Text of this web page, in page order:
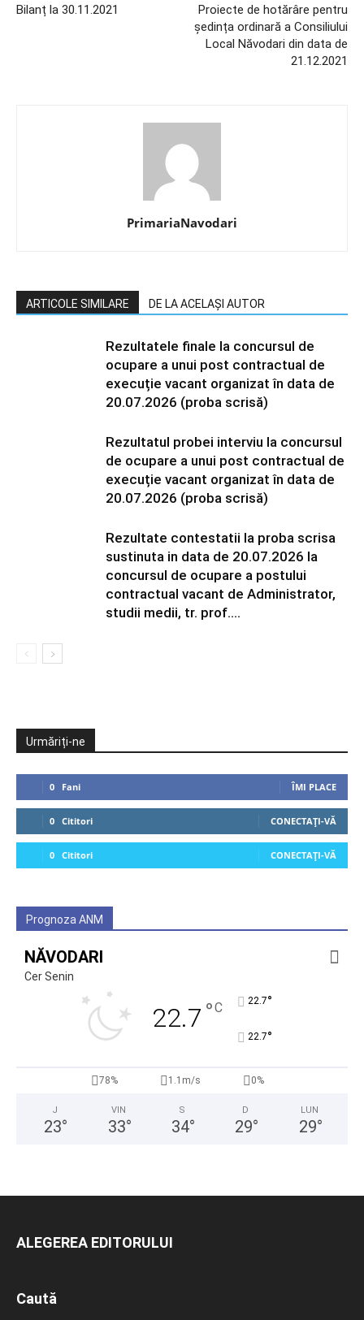
Bilanț la 30.11.2021
Proiecte de hotărâre pentru
ședința ordinară a Consiliului
Local Năvodari din data de
21.12.2021
PrimariaNavodari
ARTICOLE SIMILARE DE LA ACELAȘI AUTOR
Rezultatele finale la concursul de
ocupare a unui post contractual de
execuție vacant organizat în data de
20.07.2026 (proba scrisă)
Rezultatul probei interviu la concursul
de ocupare a unui post contractual de
execuție vacant organizat în data de
20.07.2026 (proba scrisă)
Rezultate contestatii la proba scrisa
sustinuta in data de 20.07.2026 la
concursul de ocupare a postului
contractual vacant de Administrator,
studii medii, tr. prof....
Urmăriți-ne
0 Fani ÎMI PLACE
0 Cititori CONECTAȚI-VĂ
0 Cititori CONECTAȚI-VĂ
Prognoza ANM
NĂVODARI
Cer Senin
22.7 °C 22.7°
22.7°
78% 1.1m/s 0%
J
23°
VIN
33°
S
34°
D
29°
LUN
29°
ALEGEREA EDITORULUI
Caută